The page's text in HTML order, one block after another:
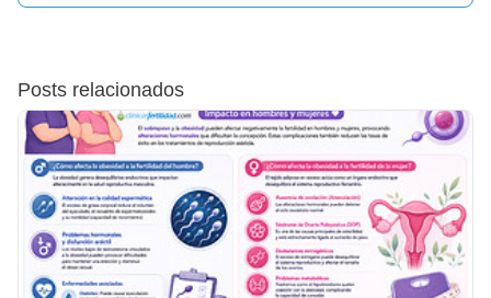
Posts relacionados